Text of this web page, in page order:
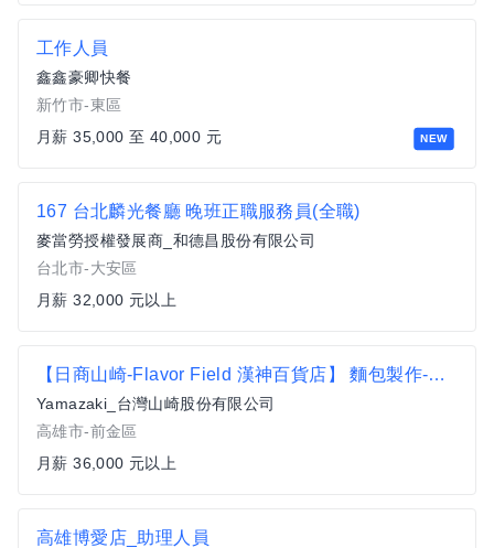
NEW
工作人員
鑫鑫豪卿快餐
新竹市-東區
月薪 35,000 至 40,000 元
167 台北麟光餐廳 晚班正職服務員(全職)
麥當勞授權發展商_和德昌股份有限公司
台北市-大安區
月薪 32,000 元以上
【日商山崎-Flavor Field 漢神百貨店】 麵包製作-正職
Yamazaki_台灣山崎股份有限公司
高雄市-前金區
月薪 36,000 元以上
高雄博愛店_助理人員